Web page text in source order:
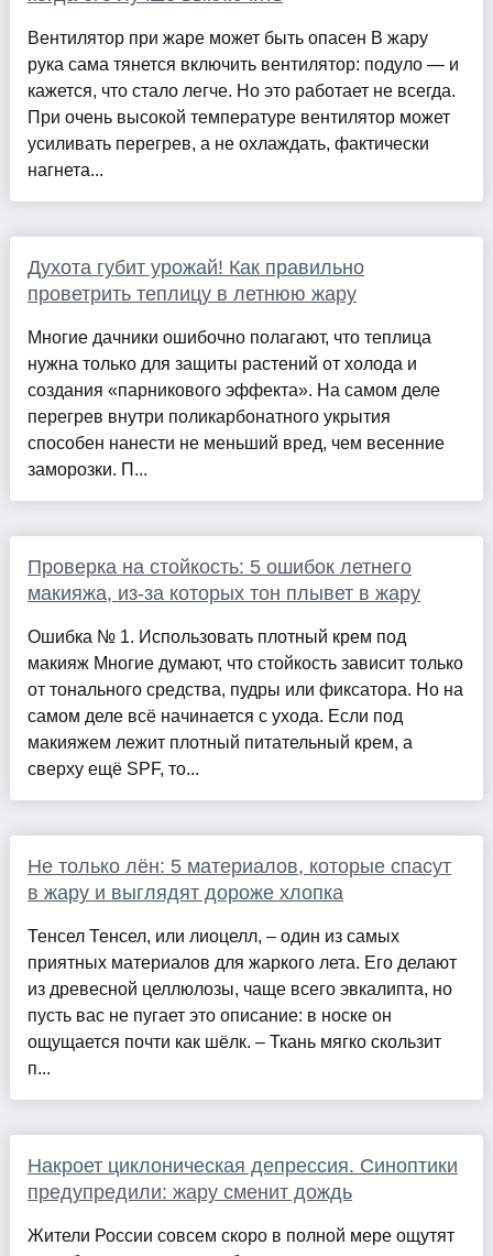
Вентилятор при жаре может быть опасен В жару
рука сама тянется включить вентилятор: подуло — и
кажется, что стало легче. Но это работает не всегда.
При очень высокой температуре вентилятор может
усиливать перегрев, а не охлаждать, фактически
нагнета...
Духота губит урожай! Как правильно
проветрить теплицу в летнюю жару
Многие дачники ошибочно полагают, что теплица
нужна только для защиты растений от холода и
создания «парникового эффекта». На самом деле
перегрев внутри поликарбонатного укрытия
способен нанести не меньший вред, чем весенние
заморозки. П...
Проверка на стойкость: 5 ошибок летнего
макияжа, из-за которых тон плывет в жару
Ошибка № 1. Использовать плотный крем под
макияж Многие думают, что стойкость зависит только
от тонального средства, пудры или фиксатора. Но на
самом деле всё начинается с ухода. Если под
макияжем лежит плотный питательный крем, а
сверху ещё SPF, то...
Не только лён: 5 материалов, которые спасут
в жару и выглядят дороже хлопка
Тенсел Тенсел, или лиоцелл, – один из самых
приятных материалов для жаркого лета. Его делают
из древесной целлюлозы, чаще всего эвкалипта, но
пусть вас не пугает это описание: в носке он
ощущается почти как шёлк. – Ткань мягко скользит
п...
Накроет циклоническая депрессия. Синоптики
предупредили: жару сменит дождь
Жители России совсем скоро в полной мере ощутят